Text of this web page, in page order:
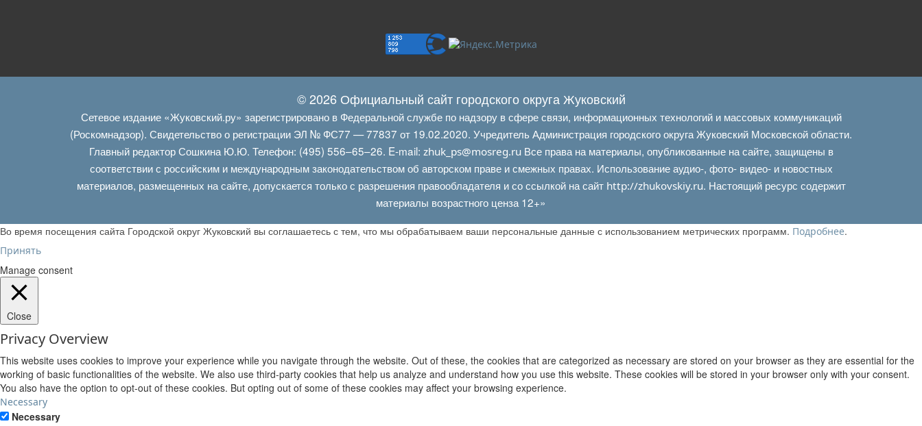
© 2026 Официальный сайт городского округа Жуковский
Сетевое издание «Жуковский.ру» зарегистрировано в Федеральной службе по надзору в сфере связи, информационных технологий и массовых коммуникаций
(Роскомнадзор). Свидетельство о регистрации ЭЛ № ФС77 — 77837 от 19.02.2020. Учредитель Администрация городского округа Жуковский Московской области.
Главный редактор Сошкина Ю.Ю. Телефон: (495) 556–65–26. E‑mail: zhuk_ps@mosreg.ruВсе права на материалы, опубликованные на сайте, защищены в
соответствии с российским и международным законодательством об авторском праве и смежных правах. Использование аудио-, фото- видео- и новостных
материалов, размещенных на сайте, допускается только с разрешения правообладателя и со ссылкой на сайт http://zhukovskiy.ru. Настоящий ресурс содержит
материалы возрастного ценза 12+»
Во время посещения сайта Городской округ Жуковский вы соглашаетесь с тем, что мы обрабатываем ваши персональные данные с использованием метрических программ. Подробнее.
Принять
Manage consent
Close
Privacy Overview
This website uses cookies to improve your experience while you navigate through the website. Out of these, the cookies that are categorized as necessary are stored on your browser as they are essential for the
working of basic functionalities of the website. We also use third-party cookies that help us analyze and understand how you use this website. These cookies will be stored in your browser only with your consent.
You also have the option to opt-out of these cookies. But opting out of some of these cookies may affect your browsing experience.
Necessary
Necessary